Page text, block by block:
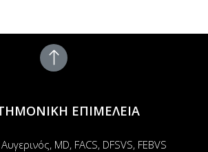
ΕΠΙΜΕΛΕΙΑ
MD, FACS, DFSVS, FEBVS